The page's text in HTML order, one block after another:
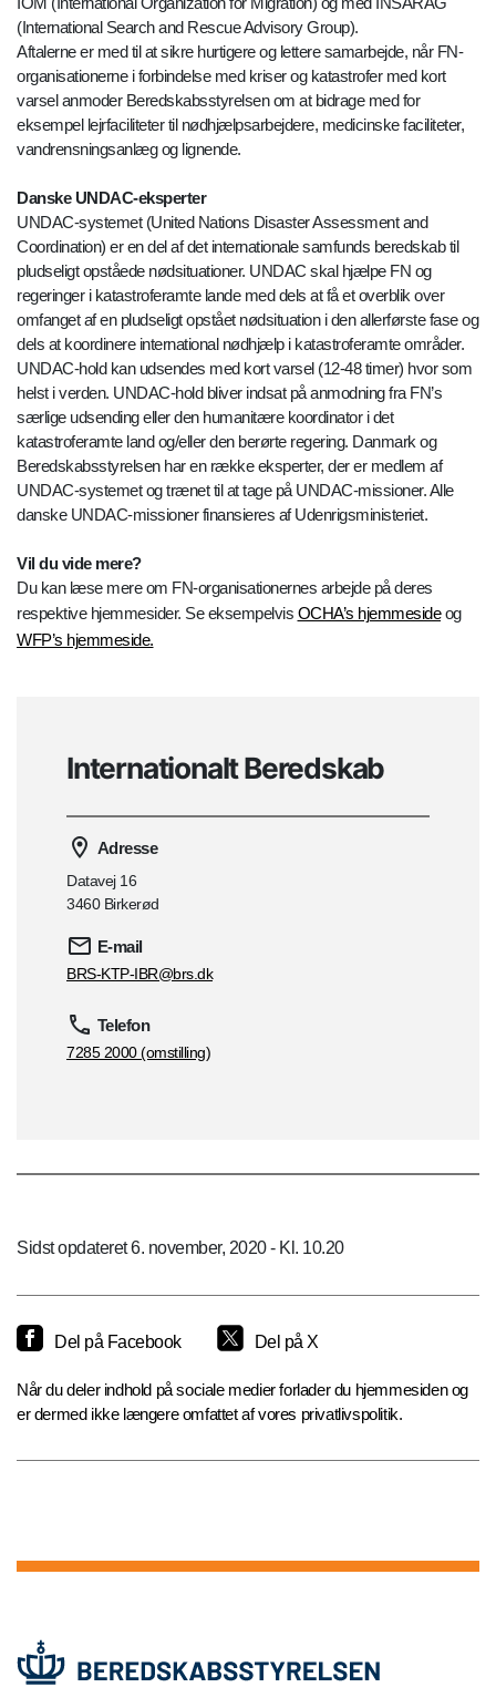
(International Search and Rescue Advisory Group).
Aftalerne er med til at sikre hurtigere og lettere samarbejde, når FN-
organisationerne i forbindelse med kriser og katastrofer med kort
varsel anmoder Beredskabsstyrelsen om at bidrage med for
eksempel lejrfaciliteter til nødhjælpsarbejdere, medicinske faciliteter,
vandrensningsanlæg og lignende.
Danske UNDAC-eksperter
UNDAC-systemet (United Nations Disaster Assessment and
Coordination) er en del af det internationale samfunds beredskab til
pludseligt opståede nødsituationer. UNDAC skal hjælpe FN og
regeringer i katastroferamte lande med dels at få et overblik over
omfanget af en pludseligt opstået nødsituation i den allerførste fase og
dels at koordinere international nødhjælp i katastroferamte områder.
UNDAC-hold kan udsendes med kort varsel (12-48 timer) hvor som
helst i verden. UNDAC-hold bliver indsat på anmodning fra FN’s
særlige udsending eller den humanitære koordinator i det
katastroferamte land og/eller den berørte regering. Danmark og
Beredskabsstyrelsen har en række eksperter, der er medlem af
UNDAC-systemet og trænet til at tage på UNDAC-missioner. Alle
danske UNDAC-missioner finansieres af Udenrigsministeriet.
Vil du vide mere?
Du kan læse mere om FN-organisationernes arbejde på deres
respektive hjemmesider. Se eksempelvis OCHA’s hjemmesideog
WFP’s hjemmeside.
Internationalt Beredskab
Adresse
Datavej 16
3460 Birkerød
E-mail
BRS-KTP-IBR@brs.dk
Telefon
7285 2000 (omstilling)
Sidst opdateret 6. november, 2020 - Kl. 10.20
Del på Facebook Del på X
Når du deler indhold på sociale medier forlader du hjemmesiden og
er dermed ikke længere omfattet af vores privatlivspolitik.